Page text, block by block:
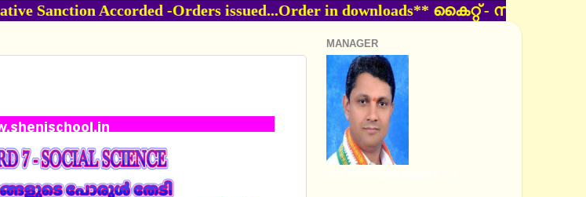
Administrative Sanction Accorded -Orders issued...Order in
MANAGER